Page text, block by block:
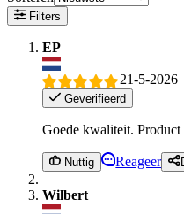
Filters
EP
21-5-2026
Geverifieerd
Goede kwaliteit.
Nuttig Reageer
Wilbert